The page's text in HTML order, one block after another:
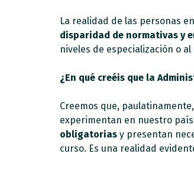
La realidad de las personas
disparidad de normativas y
niveles de especialización o
¿En qué creéis que la
Creemos que,
experimentan en nuestro
obligatorias y presentan
curso. Es una realidad